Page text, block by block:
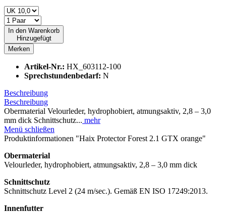
In den Warenkorb
Hinzugefügt
Merken
Artikel-Nr.: HX_603112-100
Sprechstundenbedarf: N
Beschreibung
Beschreibung
Obermaterial Velourleder, hydrophobiert, atmungsaktiv, 2,8 – 3,0
mm dick Schnittschutz... mehr
Menü schließen
Produktinformationen "Haix Protector Forest 2.1 GTX orange"
Obermaterial
Velourleder, hydrophobiert, atmungsaktiv, 2,8 – 3,0 mm dick
Schnittschutz
Schnittschutz Level 2 (24 m/sec.). Gemäß EN ISO 17249:2013.
Innenfutter